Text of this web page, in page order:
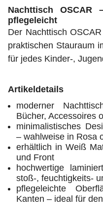
Nachttisch OSCAR
pflegeleicht
Der Nachttisch
praktischen Stauraum
für jedes Kinder-,
Artikeldetails
moderner
Bücher, Accessoires
minimalistisches
– wahlweise in Rosa
erhältlich in Weiß
und Front
hochwertige
stoß-, feuchtigkeits-
pflegeleichte
Kanten – ideal für